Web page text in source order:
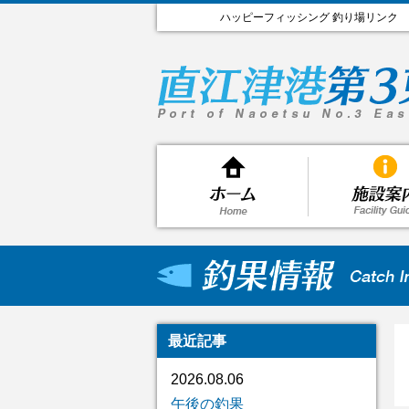
ハッピーフィッシング 釣り場リンク
最近記事
2026.08.06
午後の釣果